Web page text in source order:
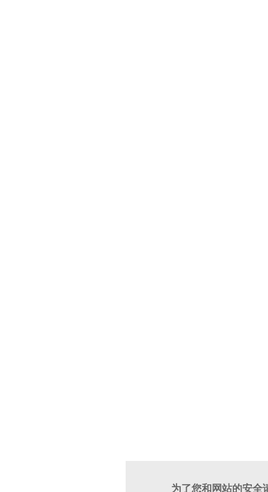
为了您和网站的安全